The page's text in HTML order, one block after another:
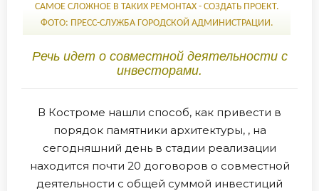
САМОЕ СЛОЖНОЕ В ТАКИХ РЕМОНТАХ - СОЗДАТЬ ПРОЕКТ.
ФОТО: ПРЕСС-СЛУЖБА ГОРОДСКОЙ АДМИНИСТРАЦИИ.
Речь идет о совместной деятельности с
инвесторами.
В Костроме нашли способ, как привести в
порядок памятники архитектуры, , на
сегодняшний день в стадии реализации
находится почти 20 договоров о совместной
деятельности с общей суммой инвестиций